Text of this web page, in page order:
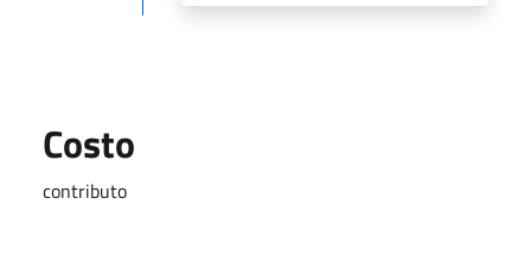
Costo
contributo